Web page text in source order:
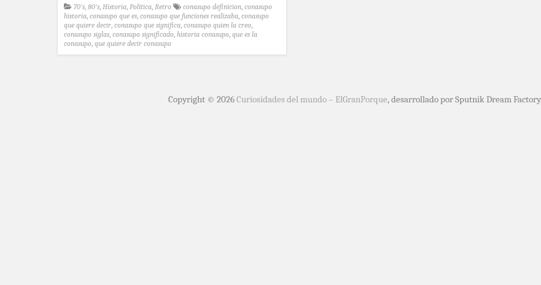
70's, 80's, Historia, Política, Retro conasupo definicion, conasupo
historia, conasupo que es, conasupo que funciones realizaba, conasupo
que quiere decir, conasupo que significa, conasupo quien la creo,
conasupo siglas, conasupo significado, historia conasupo, que es la
conasupo, que quiere decir conasupo
Copyright © 2026Curiosidades del mundo – ElGranPorque, desarrollado por Sputnik Dream